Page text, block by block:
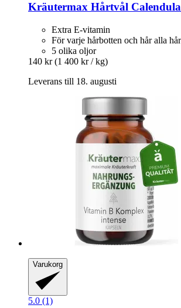
Kräutermax Hårtvål
Extra E-vitamin
För varje hårbotten och hår alla
5 olika oljor
140 kr (1 400 kr / kg)
Leverans till 18. augusti
Varukorg
5.0 (1)